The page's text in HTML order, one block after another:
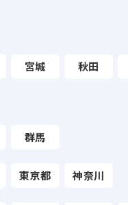
宮城 秋田
群馬
東京都 神奈川